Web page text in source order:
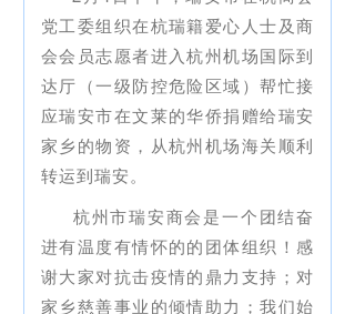
党工委组织在杭瑞籍爱心人士及商
会会员志愿者进入杭州机场国际到
达厅（一级防控危险区域）帮忙接
应瑞安市在文莱的华侨捐赠给瑞安
家乡的物资，从杭州机场海关顺利
转运到瑞安。
杭州市瑞安商会是一个团结奋
进有温度有情怀的的团体组织！感
谢大家对抗击疫情的鼎力支持；对
家乡慈善事业的倾情助力；我们始